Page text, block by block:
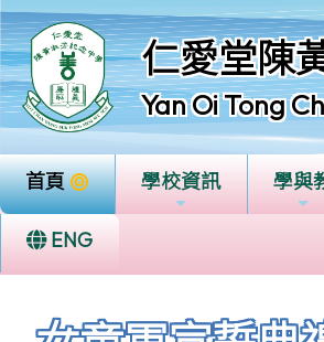
仁愛堂陳
Yan Oi Tong
首頁 學校資訊 學與
ENG